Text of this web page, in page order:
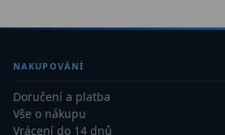
NAKUPOVÁNÍ
Doručení a platba
Vše o nákupu
Vrácení do 14 dnů